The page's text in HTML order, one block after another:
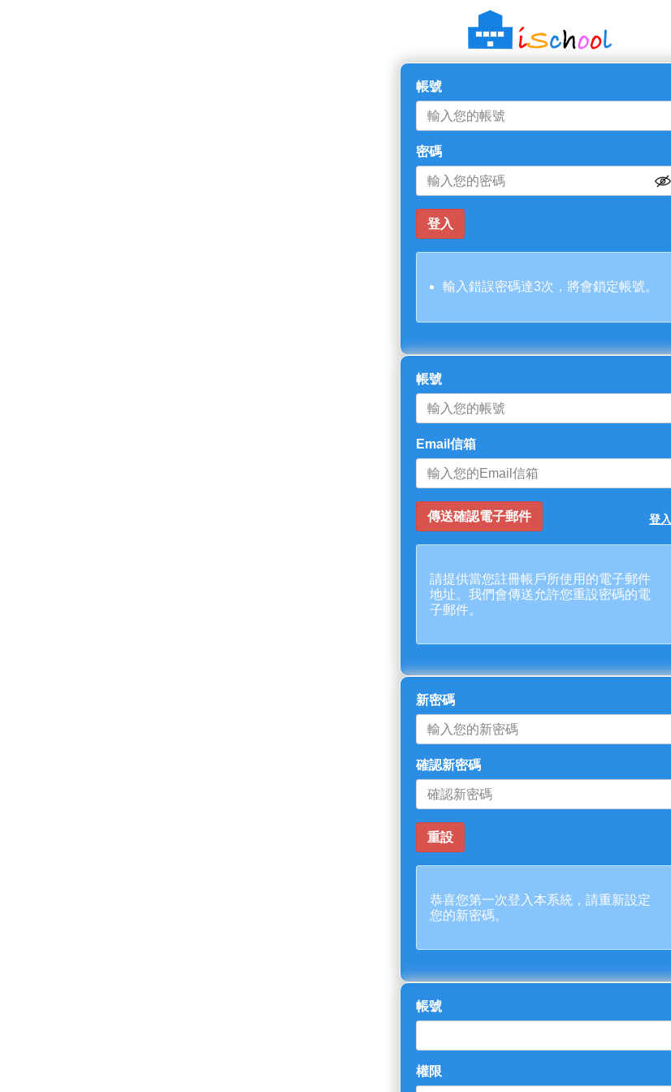
帳號
密碼
輸入錯誤密碼達3次，將會鎖定帳號。
帳號
Email信箱
登入
請提供當您註冊帳戶所使用的電子郵件
地址。我們會傳送允許您重設密碼的電
子郵件。
新密碼
確認新密碼
恭喜您第一次登入本系統，請重新設定
您的新密碼。
帳號
權限